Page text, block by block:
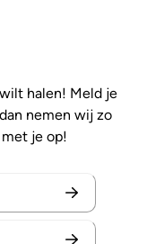
halen! Meld je
nemen wij zo
je op!